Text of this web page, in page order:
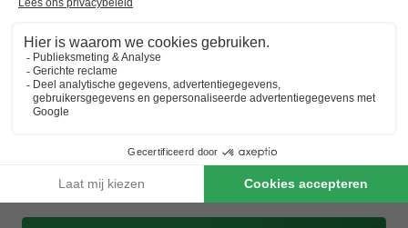
Landal Park Wijdenes
Noord-holland,Wijdenes (24,9 km van Oost-Graftdijk) Kaart
Voor liefhebbers van watersport
Het vakantiepark ligt aan de oudste dijk